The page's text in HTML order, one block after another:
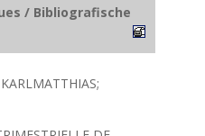
/ Bibliografische